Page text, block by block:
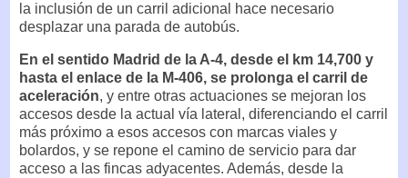
la inclusión de un carril adicional hace necesario
desplazar una parada de autobús.
En el sentido Madrid de la A-4, desde el km 14,700 y
hasta el enlace de la M-406, se prolonga el carril de
aceleración, y entre otras actuaciones se mejoran los
accesos desde la actual vía lateral, diferenciando el carril
más próximo a esos accesos con marcas viales y
bolardos, y se repone el camino de servicio para dar
acceso a las fincas adyacentes. Además, desde la